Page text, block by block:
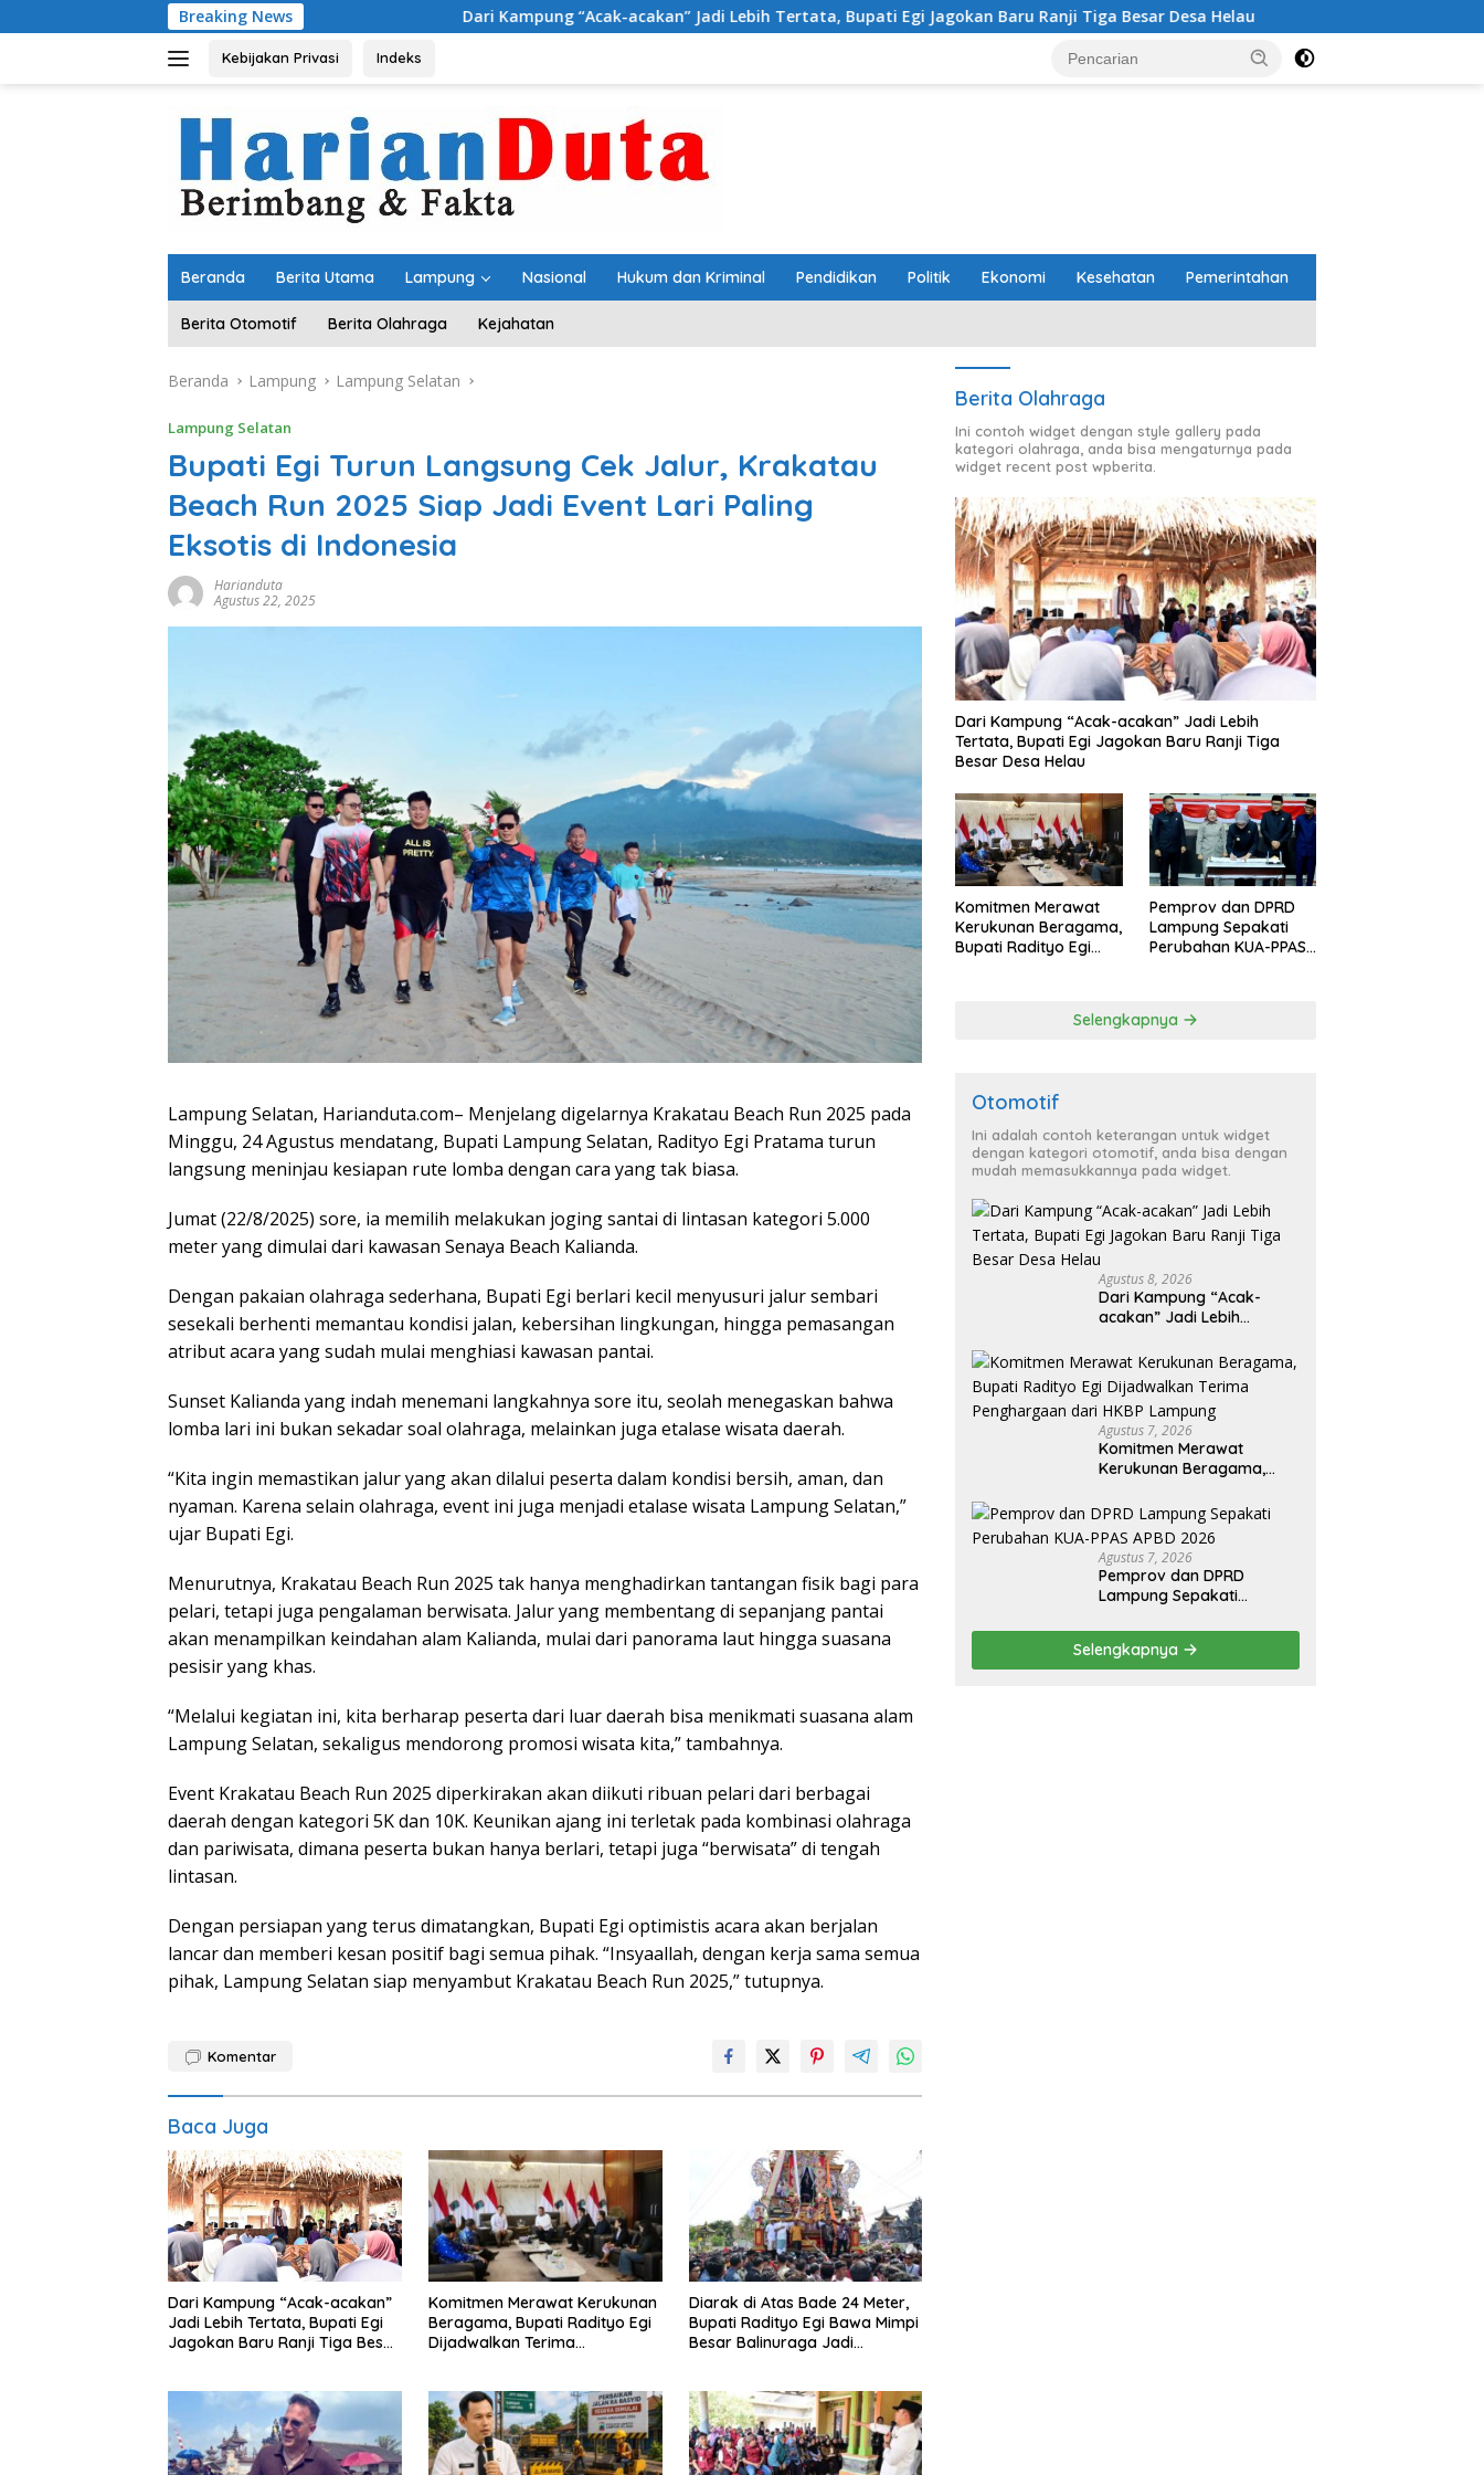
ke
Breaking News Dari Kampung “Acak-acakan” Jadi Lebih Tertata, Bupati Egi Jagokan Baru Ranji Tiga Besar Desa Helau Komitmen Merawat Kerukunan
Kebijakan Privasi Indeks
Beranda Berita Utama Lampung Nasional Hukum dan Kriminal Pendidikan Politik Ekonomi Kesehatan Pemerintahan
Berita Otomotif Berita Olahraga Kejahatan
Beranda Lampung Lampung Selatan
Lampung Selatan
Bupati Egi Turun Langsung Cek Jalur, Krakatau
Beach Run 2025 Siap Jadi Event Lari Paling
Eksotis di Indonesia
Harianduta
Agustus 22, 2025
Lampung Selatan, Harianduta.com– Menjelang digelarnya Krakatau Beach Run 2025 pada
Minggu, 24 Agustus mendatang, Bupati Lampung Selatan, Radityo Egi Pratama turun
langsung meninjau kesiapan rute lomba dengan cara yang tak biasa.
Jumat (22/8/2025) sore, ia memilih melakukan joging santai di lintasan kategori 5.000
meter yang dimulai dari kawasan Senaya Beach Kalianda.
Dengan pakaian olahraga sederhana, Bupati Egi berlari kecil menyusuri jalur sembari
sesekali berhenti memantau kondisi jalan, kebersihan lingkungan, hingga pemasangan
atribut acara yang sudah mulai menghiasi kawasan pantai.
Sunset Kalianda yang indah menemani langkahnya sore itu, seolah menegaskan bahwa
lomba lari ini bukan sekadar soal olahraga, melainkan juga etalase wisata daerah.
“Kita ingin memastikan jalur yang akan dilalui peserta dalam kondisi bersih, aman, dan
nyaman. Karena selain olahraga, event ini juga menjadi etalase wisata Lampung Selatan,”
ujar Bupati Egi.
Menurutnya, Krakatau Beach Run 2025 tak hanya menghadirkan tantangan fisik bagi para
pelari, tetapi juga pengalaman berwisata. Jalur yang membentang di sepanjang pantai
akan menampilkan keindahan alam Kalianda, mulai dari panorama laut hingga suasana
pesisir yang khas.
“Melalui kegiatan ini, kita berharap peserta dari luar daerah bisa menikmati suasana alam
Lampung Selatan, sekaligus mendorong promosi wisata kita,” tambahnya.
Event Krakatau Beach Run 2025 diperkirakan akan diikuti ribuan pelari dari berbagai
daerah dengan kategori 5K dan 10K. Keunikan ajang ini terletak pada kombinasi olahraga
dan pariwisata, dimana peserta bukan hanya berlari, tetapi juga “berwisata” di tengah
lintasan.
Dengan persiapan yang terus dimatangkan, Bupati Egi optimistis acara akan berjalan
lancar dan memberi kesan positif bagi semua pihak. “Insyaallah, dengan kerja sama semua
pihak, Lampung Selatan siap menyambut Krakatau Beach Run 2025,” tutupnya.
Komentar
Baca Juga
Dari Kampung “Acak-acakan”
Jadi Lebih Tertata, Bupati Egi
Jagokan Baru Ranji Tiga Besar
Komitmen Merawat Kerukunan
Beragama, Bupati Radityo Egi
Dijadwalkan Terima
Diarak di Atas Bade 24 Meter,
Bupati Radityo Egi Bawa Mimpi
Besar Balinuraga Jadi
Berita Olahraga
Ini contoh widget dengan style gallery pada
kategori olahraga, anda bisa mengaturnya pada
widget recent post wpberita.
Dari Kampung “Acak-acakan” Jadi Lebih
Tertata, Bupati Egi Jagokan Baru Ranji Tiga
Besar Desa Helau
Komitmen Merawat
Kerukunan Beragama,
Bupati Radityo Egi
Pemprov dan DPRD
Lampung Sepakati
Perubahan KUA-PPAS
Selengkapnya
Otomotif
Ini adalah contoh keterangan untuk widget
dengan kategori otomotif, anda bisa dengan
mudah memasukkannya pada widget.
Agustus 8, 2026
Dari Kampung “Acak-
acakan” Jadi Lebih
Jagokan Baru Ranji Tiga
Besar Desa Helau
Agustus 7, 2026
Komitmen Merawat
Kerukunan Beragama,
Dijadwalkan Terima
Penghargaan dari HKBP
Lampung
Agustus 7, 2026
Pemprov dan DPRD
Lampung Sepakati
APBD 2026
Selengkapnya